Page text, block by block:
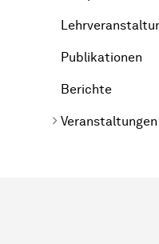
Publikationen
Berichte
Veranstaltungen